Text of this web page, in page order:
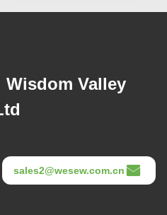
Wisdom Valley
sales2@wesew.com.cn